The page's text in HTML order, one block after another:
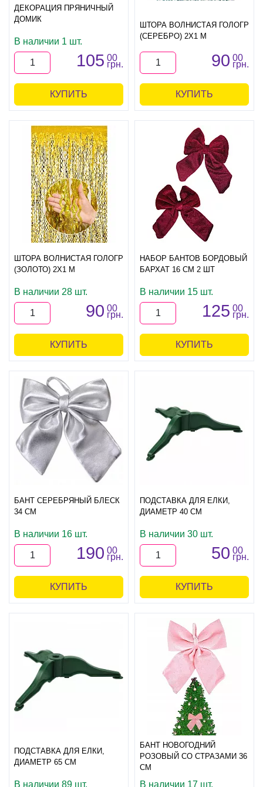
ДЕКОРАЦИЯ ПРЯНИЧНЫЙ
ДОМИК
В наличии 1 шт.
105 00
грн.
КУПИТЬ
ШТОРА ВОЛНИСТАЯ ГОЛОГР
(СЕРЕБРО) 2Х1 М
90 00
грн.
КУПИТЬ
ШТОРА ВОЛНИСТАЯ ГОЛОГР
(ЗОЛОТО) 2Х1 М
В наличии 28 шт.
90 00
грн.
КУПИТЬ
НАБОР БАНТОВ БОРДОВЫЙ
БАРХАТ 16 СМ 2 ШТ
В наличии 15 шт.
125 00
грн.
КУПИТЬ
БАНТ СЕРЕБРЯНЫЙ БЛЕСК
34 СМ
В наличии 16 шт.
190 00
грн.
КУПИТЬ
ПОДСТАВКА ДЛЯ ЕЛКИ,
ДИАМЕТР 40 СМ
В наличии 30 шт.
50 00
грн.
КУПИТЬ
ПОДСТАВКА ДЛЯ ЕЛКИ,
ДИАМЕТР 65 СМ
В наличии 89 шт.
БАНТ НОВОГОДНИЙ
РОЗОВЫЙ СО СТРАЗАМИ 36
СМ
В наличии 17 шт.